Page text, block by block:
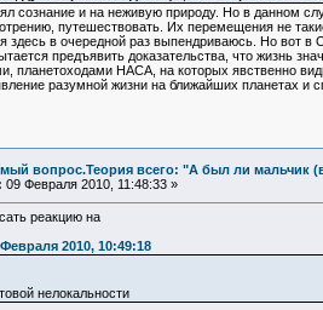
сознание и на неживую природу. Но в данном
путешествовать. Их перемещения не
здесь в очередной раз выпендриваюсь. Но вот
предъявить доказательства, что жизнь
планетоходами НАСА, на которых явственно
разумной жизни на ближайших планетах и
вопрос.Теория всего: "А был ли мальчик
09 Февраля 2010, 11:48:33 »
реакцию на
2010, 10:49:18
нелокальности